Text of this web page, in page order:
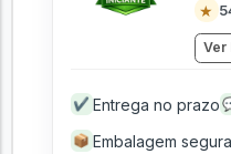
★
Ver
✔ Entrega no prazo
📦 Embalagem segura